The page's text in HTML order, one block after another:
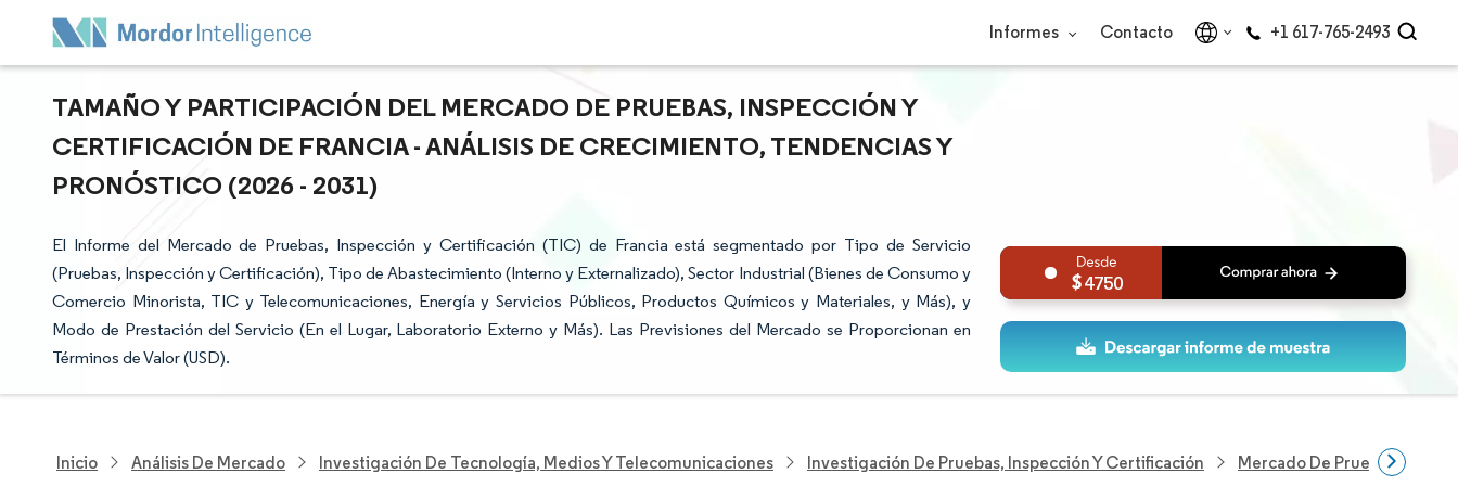
Informes Contacto +1 617-765-2493
TAMAÑO Y PARTICIPACIÓN DEL MERCADO DE PRUEBAS, INSPECCIÓN Y
CERTIFICACIÓN DE FRANCIA - ANÁLISIS DE CRECIMIENTO, TENDENCIAS Y
PRONÓSTICO (2026 - 2031)
El Informe del Mercado de Pruebas, Inspección y Certificación (TIC) de Francia está segmentado por Tipo de Servicio
(Pruebas, Inspección y Certificación), Tipo de Abastecimiento (Interno y Externalizado), Sector Industrial (Bienes de Consumo y
Comercio Minorista, TIC y Telecomunicaciones, Energía y Servicios Públicos, Productos Químicos y Materiales, y Más), y
Modo de Prestación del Servicio (En el Lugar, Laboratorio Externo y Más). Las Previsiones del Mercado se Proporcionan en
Términos de Valor (USD).
4750
Inicio Análisis De Mercado Investigación De Tecnología, Medios Y Telecomunicaciones Investigación De Pruebas, Inspección Y Certificación Mercado De Pruebas,